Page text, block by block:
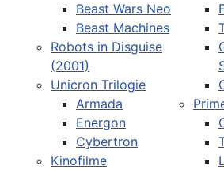
Beast Wars Neo
Beast Machines
Robots in Disguise
(2001)
Unicron Trilogie
Armada
Energon
Cybertron
Kinofilme